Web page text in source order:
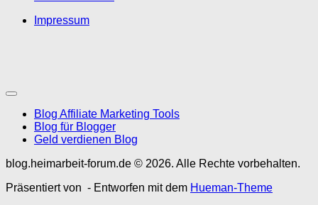
Impressum
Blog Affiliate Marketing Tools
Blog für Blogger
Geld verdienen Blog
blog.heimarbeit-forum.de © 2026. Alle Rechte vorbehalten.
Präsentiert von - Entworfen mit dem Hueman-Theme